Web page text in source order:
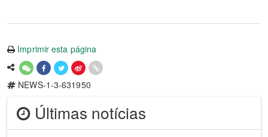
Imprimir esta página
NEWS-1-3-631950
Últimas notícias